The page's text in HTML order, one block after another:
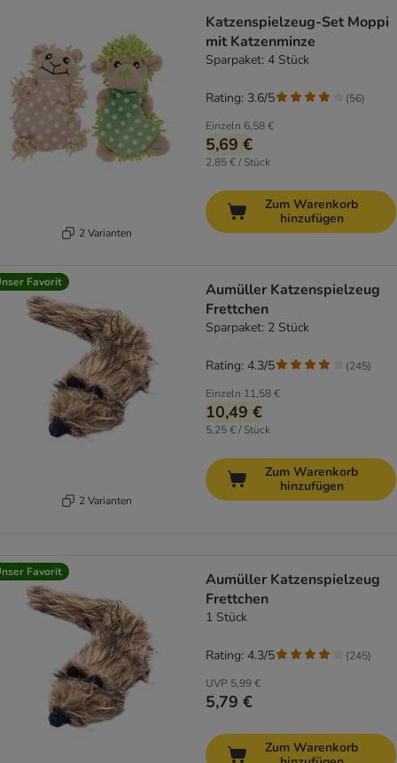
2 Varianten
Katzenspielzeug-Set Moppi
mit Katzenminze
Sparpaket: 4 Stück
Einzeln 6,58 €
5,69 €
2,85 € / Stück
Rating: 3.6/5 (56)
Zum Warenkorb
hinzufügen
Favorit
2 Varianten
Aumüller Katzenspielzeug
Frettchen
Sparpaket: 2 Stück
Einzeln 11,58 €
10,49 €
5,25 € / Stück
Rating: 4.3/5 (245)
Zum Warenkorb
hinzufügen
Favorit
Aumüller Katzenspielzeug
Frettchen
1 Stück
UVP 5,99 €
5,79 €
Rating: 4.3/5 (245)
Zum Warenkorb